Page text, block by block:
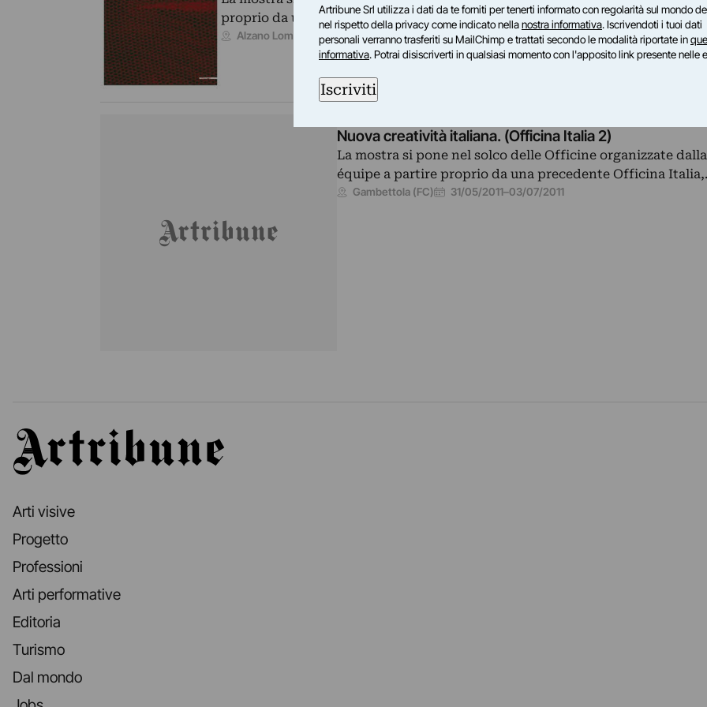
proprio da una precedente Officina Italia,…
Alzano Lombardo (BG) 08/10/2011–26/11/2011
Nuova creatività italiana. (Officina Italia 2)
La mostra si pone nel solco delle Officine organizzate
équipe a partire proprio da una precedente Officina
Gambettola (FC) 31/05/2011–03/07/2011
Artribune
Arti visive
Progetto
Professioni
Arti performative
Editoria
Turismo
Dal mondo
Artribune Srl utilizza i dati da te forniti per tenerti informato con regolarità sul mondo
nel rispetto della privacy come indicato nellanostra informativa. Iscrivendoti i tuoi dati
personali verranno trasferiti su MailChimp e trattati secondo le modalità riportate in
informativa. Potrai disiscriverti in qualsiasi momento con l'apposito link presente nelle
Iscriviti